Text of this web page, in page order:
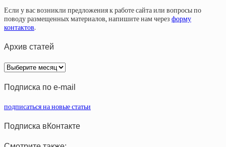
Если у вас возникли предложения к работе сайта или вопросы по
поводу размещенных материалов, напишите нам через форму
контактов.
Архив статей
Архив
статей
Подписка по e-mail
подписаться на новые статьи
Подписка вКонтакте